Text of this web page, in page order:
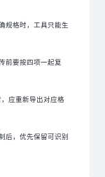
规格时，工具只能生
前要按四项一起复
应重新导出对应格
后，优先保留可识别